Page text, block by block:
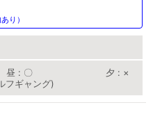
り）
昼
〇
フギャング)
夕 ×